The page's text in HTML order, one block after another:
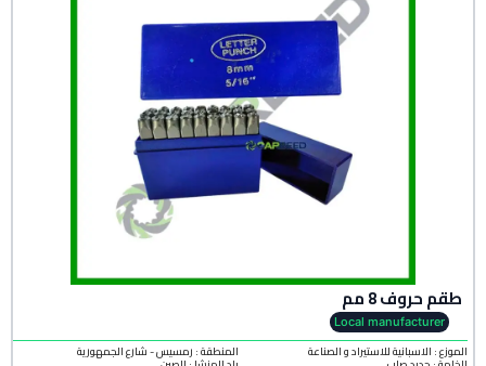
طقم حروف 8 مم
Local manufacturer
الموزع : الاسبانية للاستيراد و الصناعة المنطقة : رمسيس - شارع الجمهورية